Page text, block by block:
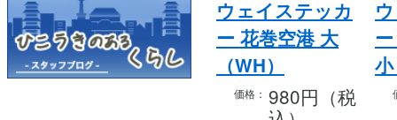
ウェイステッカ
ー 花巻空港 大
（WH）
価格： 980円（税